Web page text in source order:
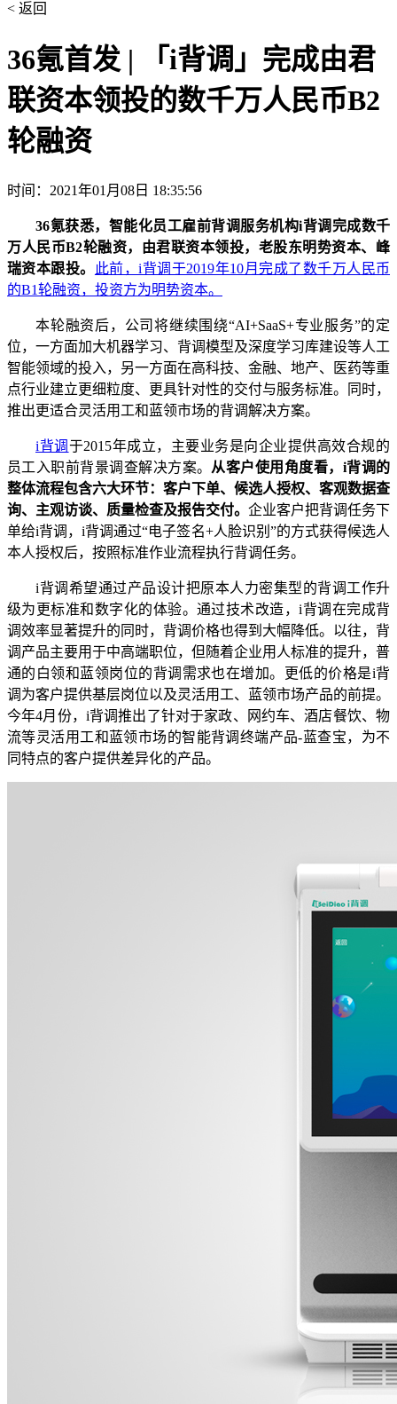
< 返回
36氪首发 | 「i背调」完成由君
联资本领投的数千万人民币B2
轮融资
时间：2021年01月08日 18:35:56
36氪获悉，智能化员工雇前背调服务机构i背调完成数千
万人民币B2轮融资，由君联资本领投，老股东明势资本、峰
瑞资本跟投。
此前，i背调于2019年10月完成了数千万人民币
的B1轮融资，投资方为明势资本。
本轮融资后，公司将继续围绕“AI+SaaS+专业服务”的定
位，一方面加大机器学习、背调模型及深度学习库建设等人工
智能领域的投入，另一方面在高科技、金融、地产、医药等重
点行业建立更细粒度、更具针对性的交付与服务标准。同时，
推出更适合灵活用工和蓝领市场的背调解决方案。
i背调 于2015年成立，主要业务是向企业提供高效合规的
员工入职前背景调查解决方案。 从客户使用角度看，i背调的
整体流程包含六大环节：客户下单、候选人授权、客观数据查
询、主观访谈、质量检查及报告交付。 企业客户把背调任务下
单给i背调，i背调通过“电子签名+人脸识别”的方式获得候选人
本人授权后，按照标准作业流程执行背调任务。
i背调希望通过产品设计把原本人力密集型的背调工作升
级为更标准和数字化的体验。通过技术改造，i背调在完成背
调效率显著提升的同时，背调价格也得到大幅降低。以往，背
调产品主要用于中高端职位，但随着企业用人标准的提升，普
通的白领和蓝领岗位的背调需求也在增加。更低的价格是i背
调为客户提供基层岗位以及灵活用工、蓝领市场产品的前提。
今年4月份，i背调推出了针对于家政、网约车、酒店餐饮、物
流等灵活用工和蓝领市场的智能背调终端产品-蓝查宝，为不
同特点的客户提供差异化的产品。